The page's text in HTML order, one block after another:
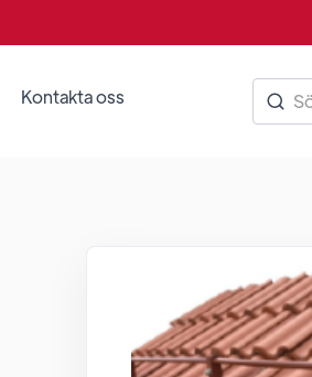
Kontakta oss